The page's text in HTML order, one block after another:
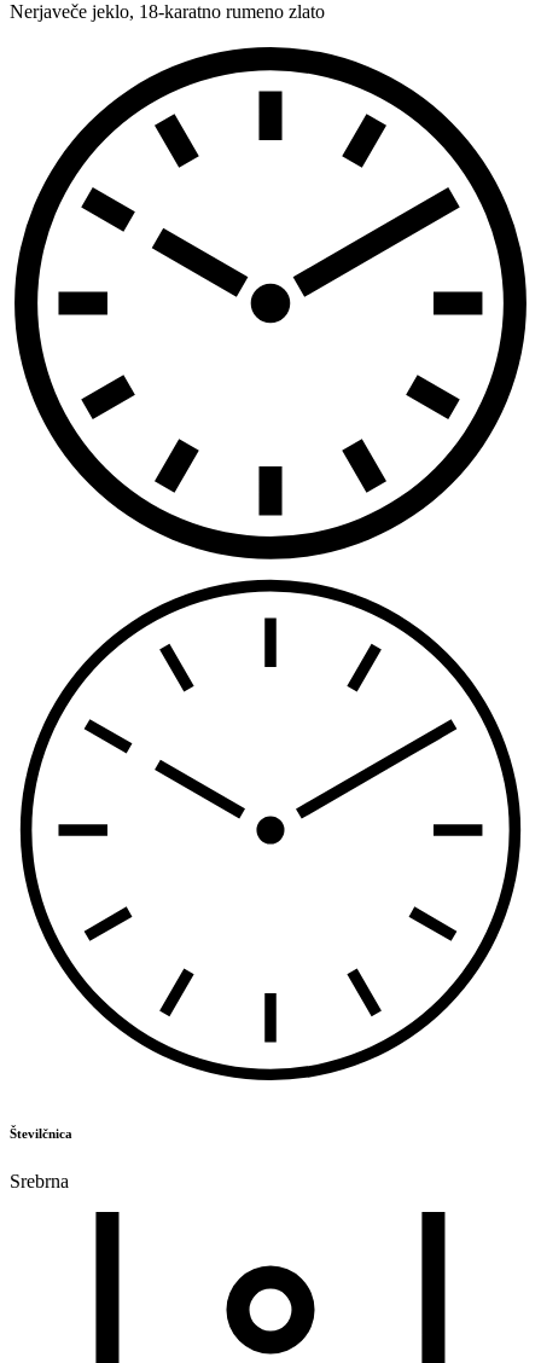
Nerjaveče jeklo, 18-karatno rumeno zlato
Številčnica
Srebrna